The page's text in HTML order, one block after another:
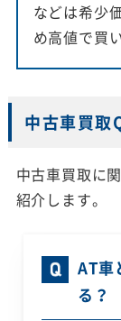
などは希少
め高値で買
中古車買取
中古車買取に
紹介します。
AT車
る？